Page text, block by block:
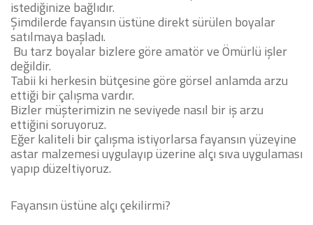
istediğinize bağlıdır.
Şimdilerde fayansın üstüne direkt sürülen boyalar
satılmaya başladı.
Bu tarz boyalar bizlere göre amatör ve Ömürlü işler
değildir.
Tabii ki herkesin bütçesine göre görsel anlamda arzu
ettiği bir çalışma vardır.
Bizler müşterimizin ne seviyede nasıl bir iş arzu
ettiğini soruyoruz.
Eğer kaliteli bir çalışma istiyorlarsa fayansın yüzeyine
astar malzemesi uygulayıp üzerine alçı sıva uygulaması
yapıp düzeltiyoruz.
Fayansın üstüne alçı çekilirmi?